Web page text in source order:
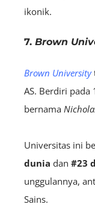
ikonik.
7. Brown
Brown University
AS. Berdiri pada
bernama
Universitas ini
dunia dan #23
unggulannya,
Sains.